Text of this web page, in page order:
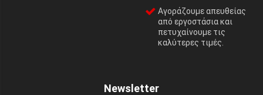
Αγοράζουμε απευθείας
από εργοστάσια και
πετυχαίνουμε τις
καλύτερες τιμές.
Newsletter